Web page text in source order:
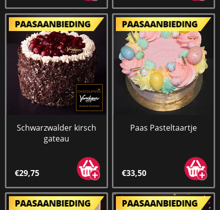
Schwarzwalder kirsch
gateau
€29,75
Paas Pasteltaartje
€33,50